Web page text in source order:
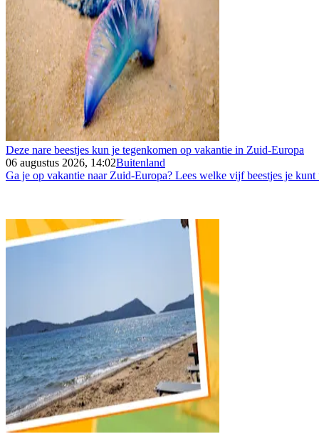
Deze nare beestjes kun je tegenkomen op vakantie in Zuid-Europa
06 augustus 2026, 14:02Buitenland
Ga je op vakantie naar Zuid-Europa? Lees welke vijf beestjes je kunt